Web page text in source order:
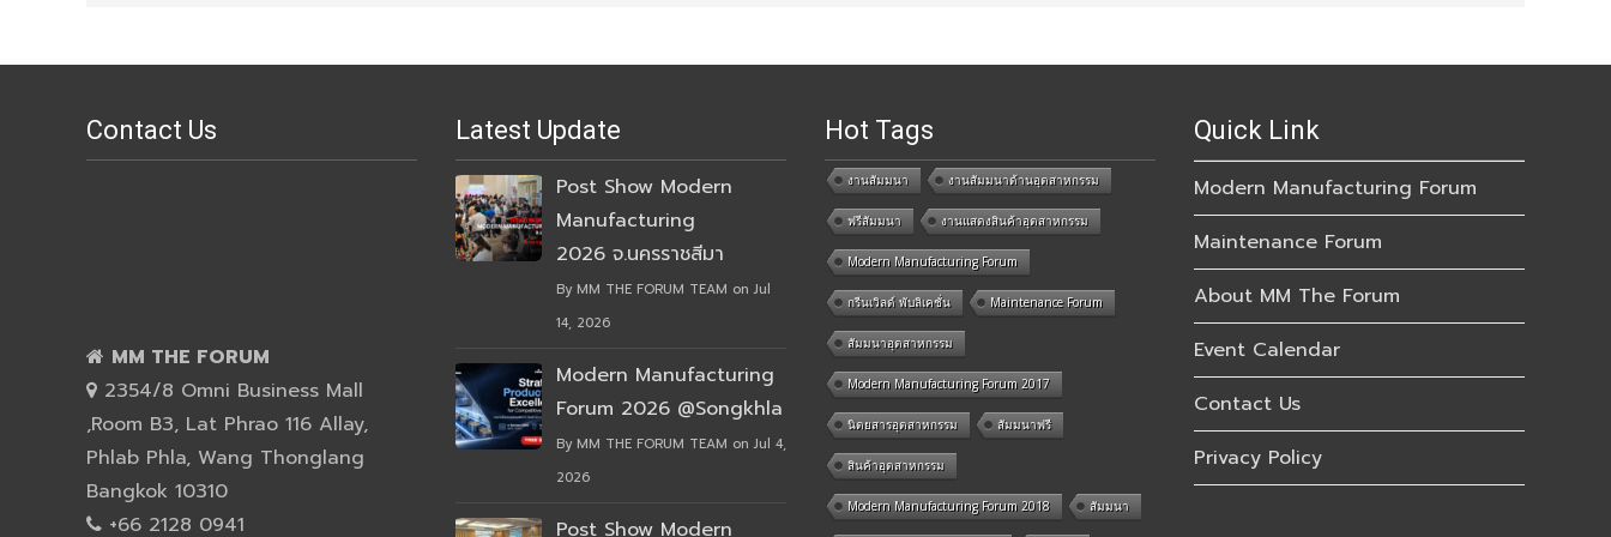
Contact Us
MM THE FORUM
2354/8 Omni Business Mall
,Room B3, Lat Phrao 116 Allay,
Phlab Phla, Wang Thonglang
Bangkok 10310
+66 2128 0941
Latest Update
Post Show Modern
Manufacturing
2026 จ.นครราชสีมา
By MM THE FORUM TEAM on Jul
14, 2026
Modern Manufacturing
Forum 2026 @Songkhla
By MM THE FORUM TEAM on Jul 4,
2026
Post Show Modern
Hot Tags
งานสัมมนา งานสัมมนาด้านอุตสาหกรรม
ฟรีสัมมนา งานแสดงสินค้าอุตสาหกรรม
Modern Manufacturing Forum
กรีนเวิลด์ พับลิเคชั่น Maintenance Forum
สัมมนาอุตสาหกรรม
Modern Manufacturing Forum 2017
นิตยสารอุตสาหกรรม สัมมนาฟรี
สินค้าอุตสาหกรรม
Modern Manufacturing Forum 2018 สัมมนา
Quick Link
Modern Manufacturing Forum
Maintenance Forum
About MM The Forum
Event Calendar
Contact Us
Privacy Policy